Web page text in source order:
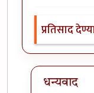
प्रतिसाद
धन्यवाद